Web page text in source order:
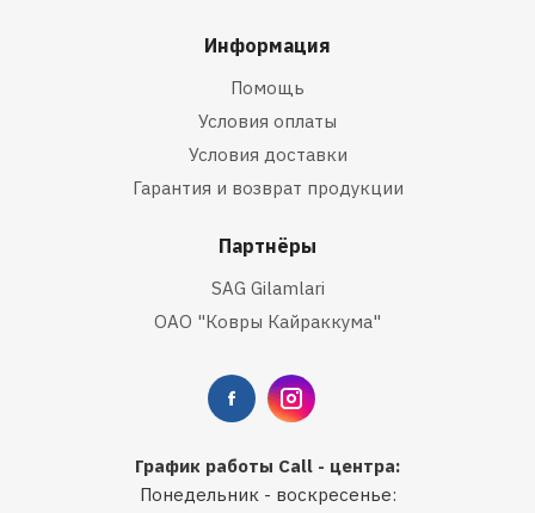
Информация
Помощь
Условия оплаты
Условия доставки
Гарантия и возврат продукции
Партнёры
SAG Gilamlari
ОАО "Ковры Кайраккума"
График работы Call - центра:
Понедельник - воскресенье: